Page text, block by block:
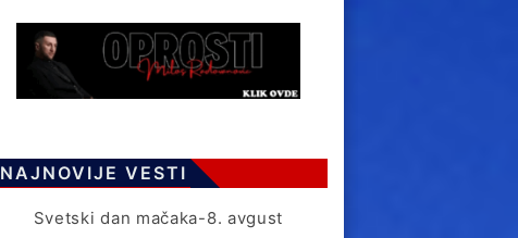
NAJNOVIJE VESTI
Svetski dan mačaka-8. avgust